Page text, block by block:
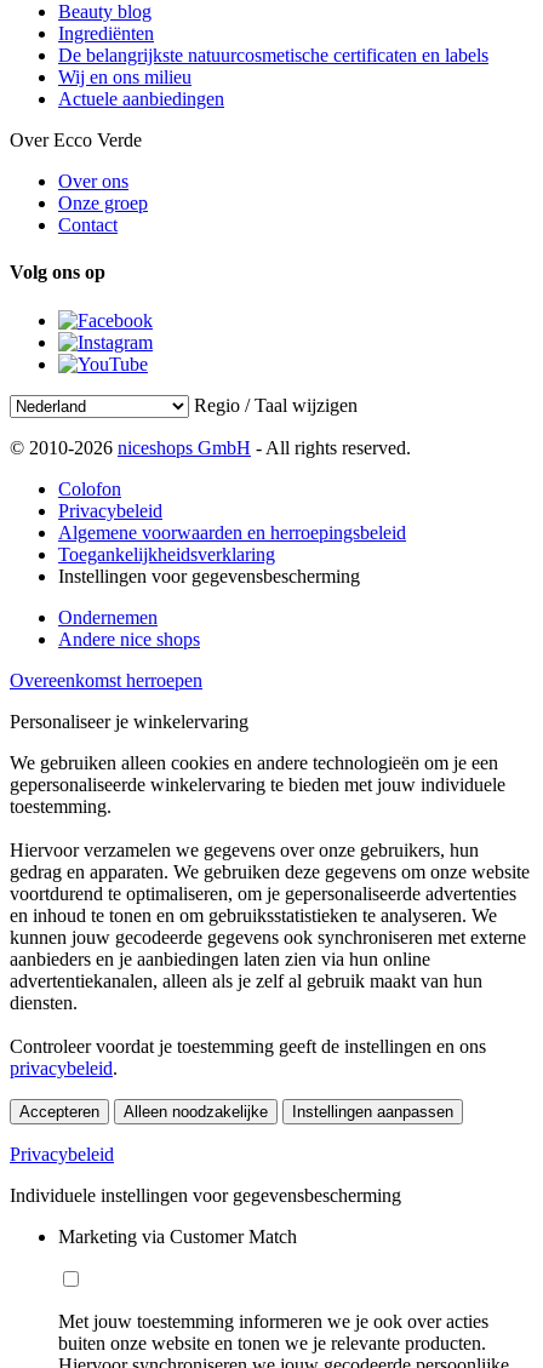
Beauty blog
Ingrediënten
De belangrijkste natuurcosmetische certificaten en labels
Wij en ons milieu
Actuele aanbiedingen
Over Ecco Verde
Over ons
Onze groep
Contact
Volg ons op
Regio / Taal wijzigen
© 2010-2026 niceshops GmbH - All rights reserved.
Colofon
Privacybeleid
Algemene voorwaarden en herroepingsbeleid
Toegankelijkheidsverklaring
Instellingen voor gegevensbescherming
Ondernemen
Andere nice shops
Overeenkomst herroepen
Personaliseer je winkelervaring
We gebruiken alleen cookies en andere technologieën om je een
gepersonaliseerde winkelervaring te bieden met jouw individuele
toestemming.
Hiervoor verzamelen we gegevens over onze gebruikers, hun
gedrag en apparaten. We gebruiken deze gegevens om onze website
voortdurend te optimaliseren, om je gepersonaliseerde advertenties
en inhoud te tonen en om gebruiksstatistieken te analyseren. We
kunnen jouw gecodeerde gegevens ook synchroniseren met externe
aanbieders en je aanbiedingen laten zien via hun online
advertentiekanalen, alleen als je zelf al gebruik maakt van hun
diensten.
Controleer voordat je toestemming geeft de instellingen en ons
privacybeleid.
Accepteren Alleen noodzakelijke Instellingen aanpassen
Privacybeleid
Individuele instellingen voor gegevensbescherming
Marketing via Customer Match
Met jouw toestemming informeren we je ook over acties
buiten onze website en tonen we je relevante producten.